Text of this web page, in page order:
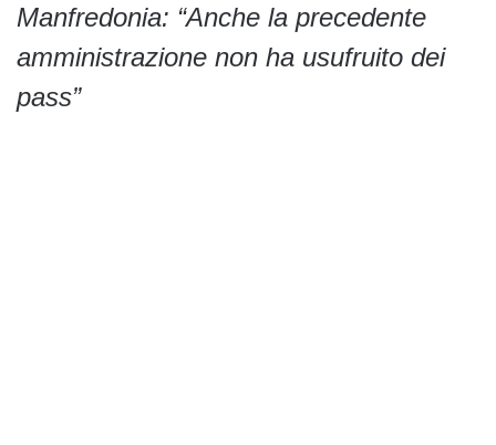
Manfredonia: “Anche la precedente
amministrazione non ha usufruito dei
pass”